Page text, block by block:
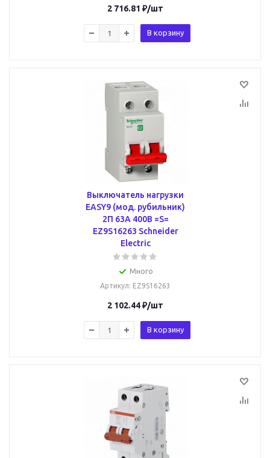
2 716.81 ₽/шт
В корзину
Выключатель нагрузки
EASY9 (мод. рубильник)
2П 63А 400В =S=
EZ9S16263 Schneider
Electric
Много
Артикул: EZ9S16263
2 102.44₽/шт
В корзину